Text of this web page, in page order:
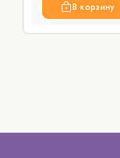
В корзину